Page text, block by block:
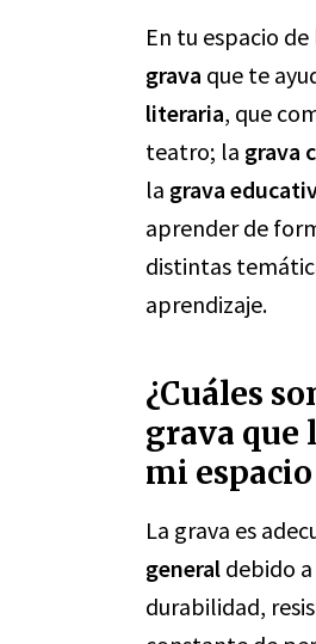
En tu espacio
grava que te
literaria, que
teatro; la grava
la grava
aprender de
distintas
aprendizaje.
¿Cuáles
grava que
mi
La grava es
general debido
durabilidad,